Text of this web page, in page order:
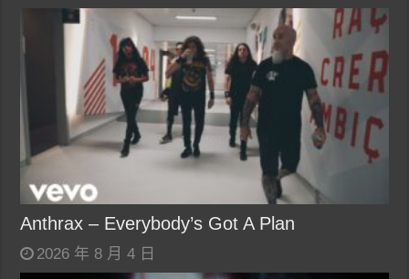
Anthrax – Everybody’s Got A Plan
2026 年 8 月 4 日